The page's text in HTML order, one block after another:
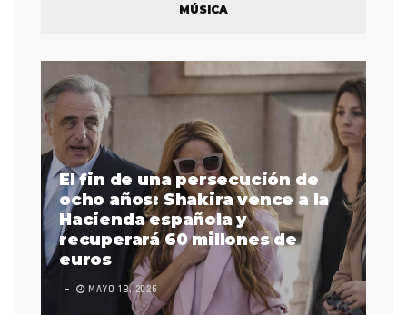
MÚSICA
El fin de una persecución de
ocho años: Shakira vence a la
Hacienda española y
recuperará 60 millones de
euros
MAYO 18, 2026